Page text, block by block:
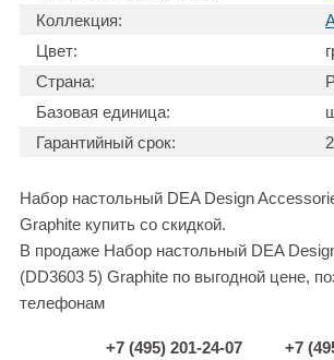
Коллекция:
Цвет:
Страна:
Базовая единица:
Гарантийный срок:
2
Набор настольный DEA Design
Graphite купить со скидкой.
В продаже Набор настольный DEA
(DD3603 5) Graphite по выгодной цене,
телефонам
+7 (495) 201-24-07 +7